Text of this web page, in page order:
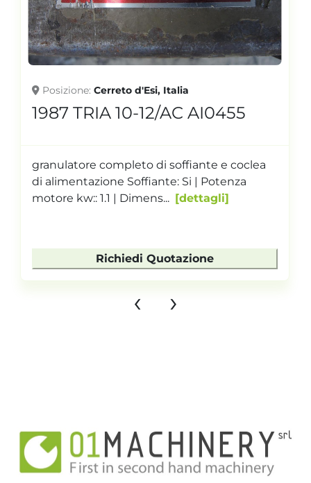
Posizione Cerreto d'Esi, Italia
1987 TRIA 10-12/AC AI0455
granulatore completo di soffiante e coclea
di alimentazione Soffiante: Si | Potenza
motore kw:: 1.1 | Dimens...
dettagli
Richiedi Quotazione
‹ ›